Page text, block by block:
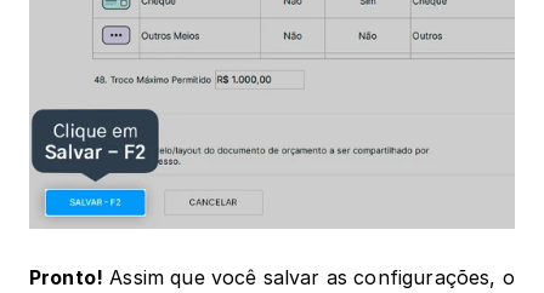
Pronto! Assim que você salvar as configurações, o